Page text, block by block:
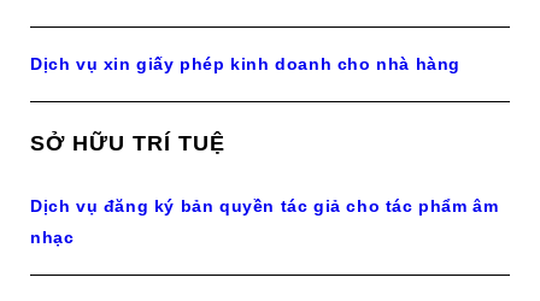
Dịch vụ xin giấy phép kinh doanh cho nhà hàng
SỞ HỮU TRÍ TUỆ
Dịch vụ đăng ký bản quyền tác giả cho tác phẩm âm
nhạc